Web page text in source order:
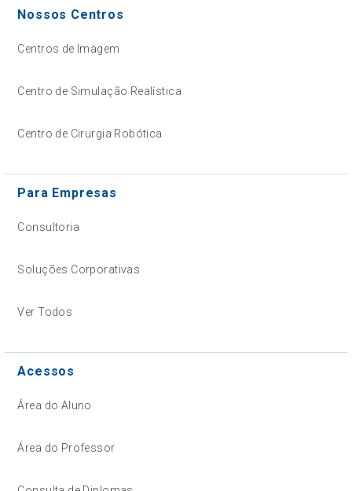
Nossos Centros
Centros de Imagem
Centro de Simulação Realística
Centro de Cirurgia Robótica
Para Empresas
Consultoria
Soluções Corporativas
Ver Todos
Acessos
Área do Aluno
Área do Professor